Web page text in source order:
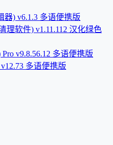
器) v6.1.3 多语便携版
理软件) v1.11.112 汉化绿色
v9.8.56.12 多语便携版
多语便携版